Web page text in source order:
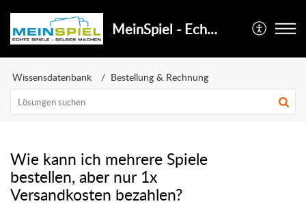
MeinSpiel - Echte Spiele selber machen
Wissensdatenbank Bestellung & Rechnung
Wie kann ich mehrere Spiele
bestellen, aber nur 1x
Versandkosten bezahlen?